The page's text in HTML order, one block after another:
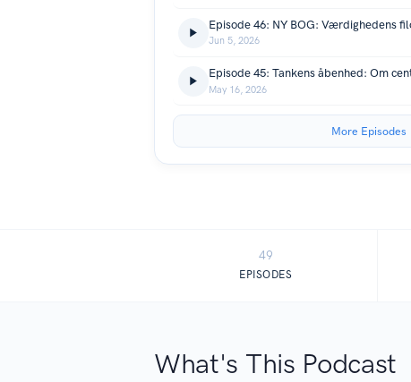
Jun 5, 2026
May 16, 2026
More Episodes
49
EPISODES
What's This Podcast